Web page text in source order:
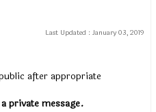
Last Updated : January 03, 2019
after appropriate
private message.